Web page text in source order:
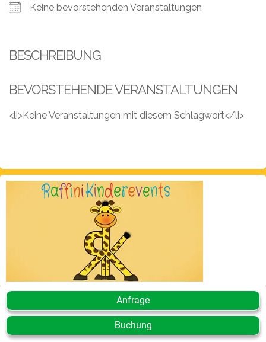
Events
Videos
Blog
Keine bevorstehenden Veranstaltungen
BESCHREIBUNG
BEVORSTEHENDE VERANSTALTUNGEN
<li>Keine Veranstaltungen mit diesem Schlagwort</li>
Anfrage
Buchung